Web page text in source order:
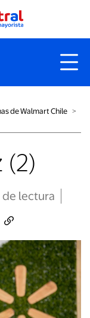
de Walmart Chile ˃
(2)
de lectura